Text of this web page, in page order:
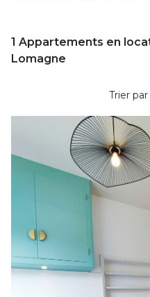
1 Appartements en
Lomagne
Trier par